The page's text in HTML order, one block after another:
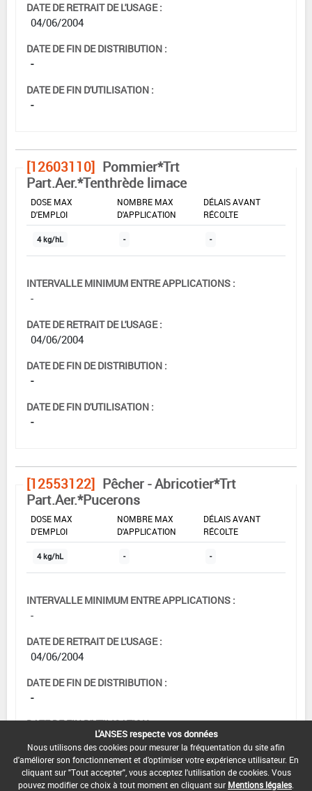
DATE DE RETRAIT DE L'USAGE :
04/06/2004
DATE DE FIN DE DISTRIBUTION :
-
DATE DE FIN D'UTILISATION :
-
[12603110] Pommier*Trt
Part.Aer.*Tenthrède limace
DOSE MAX
D'EMPLOI
NOMBRE MAX
D'APPLICATION
DÉLAIS AVANT
RÉCOLTE
4 kg/hL - -
INTERVALLE MINIMUM ENTRE APPLICATIONS :
-
DATE DE RETRAIT DE L'USAGE :
04/06/2004
DATE DE FIN DE DISTRIBUTION :
-
DATE DE FIN D'UTILISATION :
-
[12553122] Pêcher - Abricotier*Trt
Part.Aer.*Pucerons
DOSE MAX
D'EMPLOI
NOMBRE MAX
D'APPLICATION
DÉLAIS AVANT
RÉCOLTE
4 kg/hL - -
INTERVALLE MINIMUM ENTRE APPLICATIONS :
-
DATE DE RETRAIT DE L'USAGE :
04/06/2004
DATE DE FIN DE DISTRIBUTION :
-
DATE DE FIN D'UTILISATION :
L'ANSES respecte vos données
Nous utilisons des cookies pour mesurer la fréquentation du site afin
d'améliorer son fonctionnement et d'optimiser votre expérience utilisateur. En
cliquant sur "Tout accepter", vous acceptez l'utilisation de cookies. Vous
pouvez modifier ce choix à tout moment en cliquant sur Mentions légales